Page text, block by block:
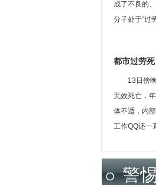
成了不良的
分子处于“过
都市过劳
13日傍
无效死亡，
体不适，内
工作QQ还一
警